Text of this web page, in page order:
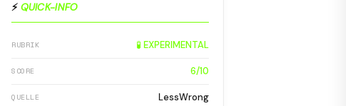
⚡ QUICK-INFO
RUBRIK 🧪 EXPERIMENTAL
SCORE 6/10
QUELLE LessWrong